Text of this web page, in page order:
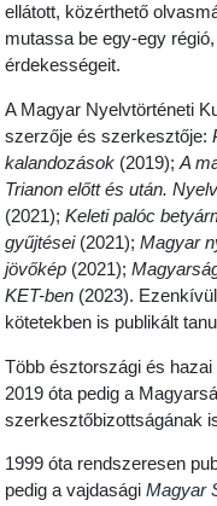
ellátott, közérthető
mutassa be egy-egy
érdekességeit.
A Magyar Nyelvtörténeti
szerzője és szerkesztője:
kalandozások (2019);A
Trianon előtt és után.
(2021);Keleti palóc
gyűjtései(2021);Magyar
jövőkép (2021);
KET-ben (2023).
kötetekben is publikált
Több észtországi és
2019 óta pedig a
szerkesztőbizottságának
1999 óta rendszeresen
pedig a vajdaságiMagyar